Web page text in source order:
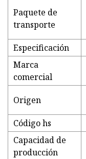
Paquete de
transporte
Especificación
Marca
comercial
Origen
Código hs
Capacidad de
producción